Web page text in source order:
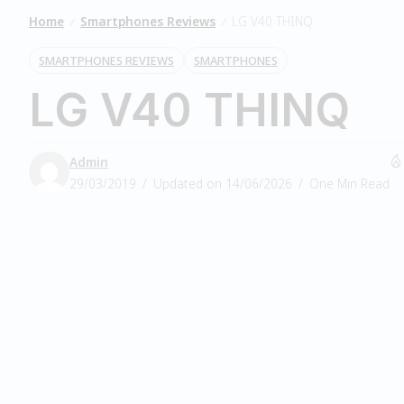
Home Smartphones Reviews LG V40 THINQ
SMARTPHONES REVIEWS SMARTPHONES
LG V40 THINQ
Admin
29/03/2019
Updated on 14/06/2026 One Min Read